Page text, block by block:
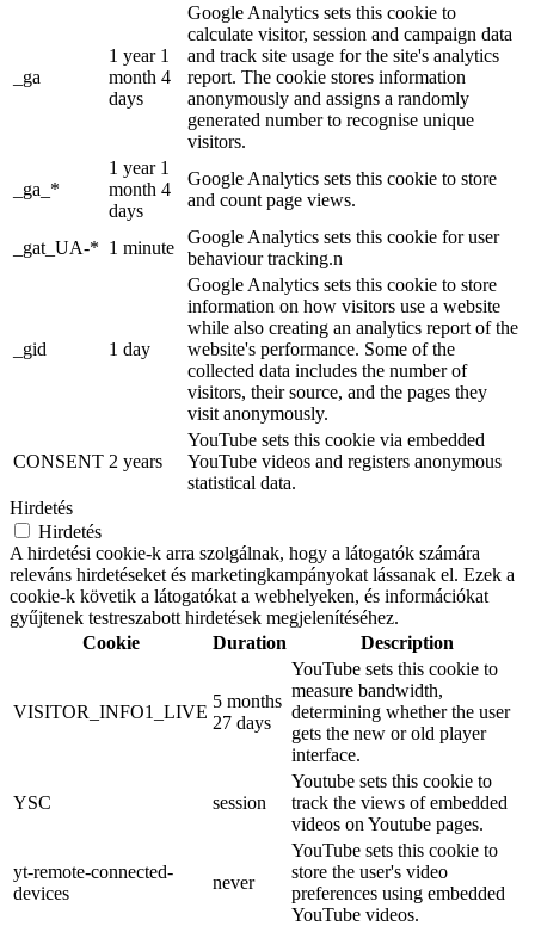
_ga
1 year 1
month 4
days
Google Analytics sets this cookie to
calculate visitor, session and campaign data
and track site usage for the site's analytics
report. The cookie stores information
anonymously and assigns a randomly
generated number to recognise unique
visitors.
_ga_*
1 year 1
month 4
days
Google Analytics sets this cookie to store
and count page views.
_gat_UA-* 1 minute
Google Analytics sets this cookie for user
behaviour tracking.n
_gid 1 day
Google Analytics sets this cookie to store
information on how visitors use a website
while also creating an analytics report of the
website's performance. Some of the
collected data includes the number of
visitors, their source, and the pages they
visit anonymously.
CONSENT 2 years
YouTube sets this cookie via embedded
YouTube videos and registers anonymous
statistical data.
Hirdetés
Hirdetés
A hirdetési cookie-k arra szolgálnak, hogy a látogatók számára
releváns hirdetéseket és marketingkampányokat lássanak el. Ezek a
cookie-k követik a látogatókat a webhelyeken, és információkat
gyűjtenek testreszabott hirdetések megjelenítéséhez.
Cookie
Duration Description
VISITOR_INFO1_LIVE
5 months
27 days
YouTube sets this cookie to
measure bandwidth,
determining whether the user
gets the new or old player
interface.
YSC session
Youtube sets this cookie to
track the views of embedded
videos on Youtube pages.
yt-remote-connected-
devices
never
YouTube sets this cookie to
store the user's video
preferences using embedded
YouTube videos.